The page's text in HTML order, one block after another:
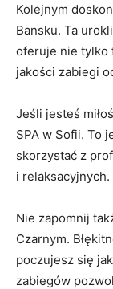
Kolejnym
⁢Bansku.⁢ Ta
oferuje nie tylko
jakości zabiegi
Jeśli jesteś
SPA​ w Sofii.‌ To
‍skorzystać z
i relaksacyjnych.
Nie zapomnij
‍Czarnym.
poczujesz się
zabiegów